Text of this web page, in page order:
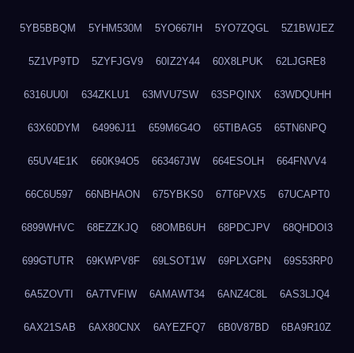
5YB5BBQM 5YHM530M 5YO667IH 5YO7ZQGL 5Z1BWJEZ
5Z1VP9TD 5ZYFJGV9 60IZ2Y44 60X8LPUK 62LJGRE8
6316UU0I 634ZKLU1 63MVU7SW 63SPQINX 63WDQUHH
63X60DYM 64996J11 659M6G4O 65TIBAG5 65TN6NPQ
65UV4E1K 660K94O5 663467JW 664ESOLH 664FNVV4
66C6U597 66NBHAON 675YBKS0 67T6PVX5 67UCAPT0
6899WHVC 68EZZKJQ 68OMB6UH 68PDCJPV 68QHDOI3
699GTUTR 69KWPV8F 69LSOT1W 69PLXGPN 69S53RP0
6A5ZOVTI 6A7TVFIW 6AMAWT34 6ANZ4C8L 6AS3LJQ4
6AX21SAB 6AX80CNX 6AYEZFQ7 6B0V87BD 6BA9R10Z